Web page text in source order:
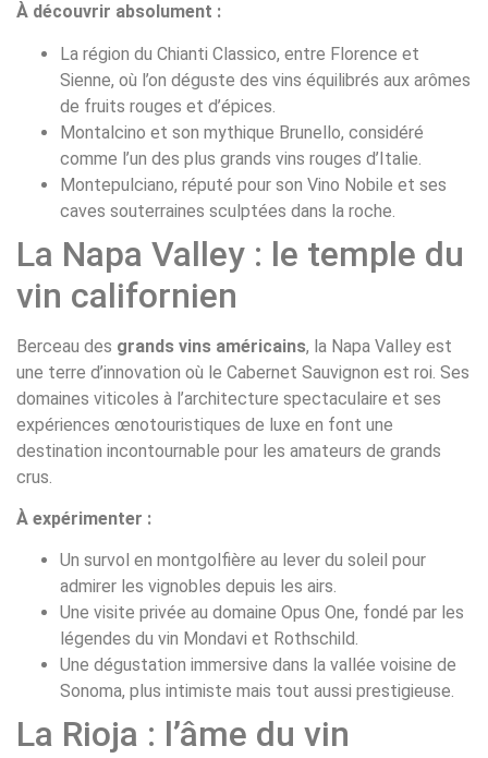
À découvrir absolument :
La région du Chianti Classico, entre Florence et
Sienne, où l’on déguste des vins équilibrés aux arômes
de fruits rouges et d’épices.
Montalcino et son mythique Brunello, considéré
comme l’un des plus grands vins rouges d’Italie.
Montepulciano, réputé pour son Vino Nobile et ses
caves souterraines sculptées dans la roche.
La Napa Valley : le temple du
vin californien
Berceau des grands vins américains, la Napa Valley est
une terre d’innovation où le Cabernet Sauvignon est roi. Ses
domaines viticoles à l’architecture spectaculaire et ses
expériences œnotouristiques de luxe en font une
destination incontournable pour les amateurs de grands
crus.
À expérimenter :
Un survol en montgolfière au lever du soleil pour
admirer les vignobles depuis les airs.
Une visite privée au domaine Opus One, fondé par les
légendes du vin Mondavi et Rothschild.
Une dégustation immersive dans la vallée voisine de
Sonoma, plus intimiste mais tout aussi prestigieuse.
La Rioja : l’âme du vin